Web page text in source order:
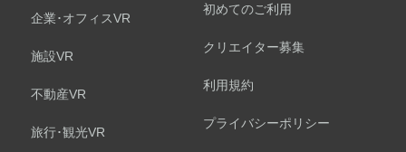
企業･オフィスVR
施設VR
不動産VR
旅行･観光VR
初めてのご利用
クリエイター募集
利用規約
プライバシーポリシー